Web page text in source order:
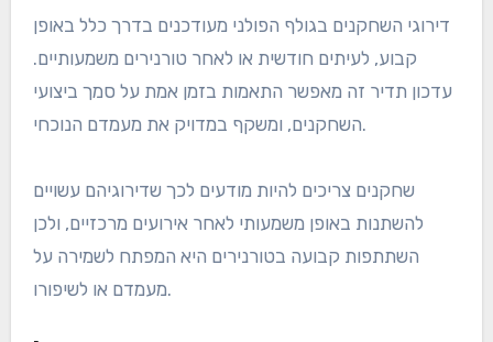
דירוגי השחקנים בגולף הפולני מעודכנים בדרך כלל באופן
קבוע, לעיתים חודשית או לאחר טורנירים משמעותיים.
עדכון תדיר זה מאפשר התאמות בזמן אמת על סמך ביצועי
השחקנים, ומשקף במדויק את מעמדם הנוכחי.
שחקנים צריכים להיות מודעים לכך שדירוגיהם עשויים
להשתנות באופן משמעותי לאחר אירועים מרכזיים, ולכן
השתתפות קבועה בטורנירים היא המפתח לשמירה על
מעמדם או לשיפורו.